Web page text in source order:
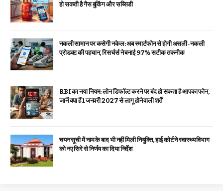
हो सकती है गैस बुकिंग और सब्सिडी
नकली सामान पर कसेगी नकेल: अब स्मार्टफोन से होगी असली-नकली
प्रोडक्ट की पहचान, रिसर्चर्स ने बनाई 97% सटीक तकनीक
RBI का नया नियम: लोन डिफॉल्ट करने पर बंद हो सकता है आपका फोन,
जानें क्या हैं 1 जनवरी 2027 से लागू होने वाली शर्तें
चयन सूची में नाम के बाद भी नहीं मिली नियुक्ति, हाई कोर्ट ने स्वास्थ्य विभाग
को नए सिरे से निर्णय का दिया निर्देश